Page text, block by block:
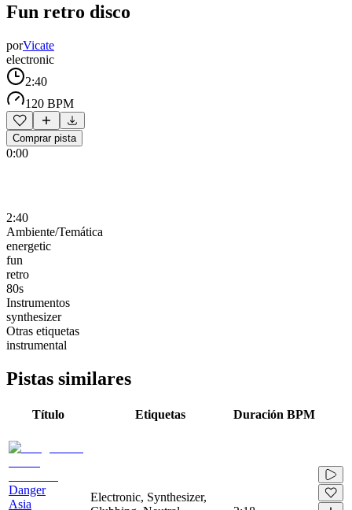
Fun retro disco
porVicate
electronic
2:40
120 BPM
Comprar pista
0:00
2:40
Ambiente/Temática
energetic
fun
retro
80s
Instrumentos
synthesizer
Otras etiquetas
instrumental
Pistas similares
Título Etiquetas Duración BPM
Danger
Asia
Electronic, Synthesizer,